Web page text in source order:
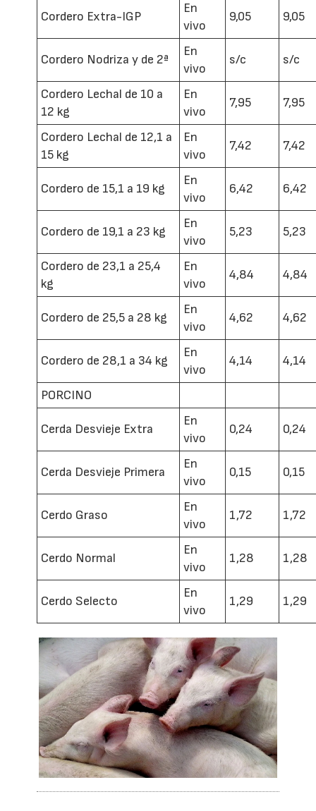
Cordero Extra-IGP
En
vivo
9,05 9,05
Cordero Nodriza y de 2ª
En
vivo
s/c s/c
Cordero Lechal de 10 a
12 kg
En
vivo
7,95 7,95
Cordero Lechal de 12,1 a
15 kg
En
vivo
7,42 7,42
Cordero de 15,1 a 19 kg
En
vivo
6,42 6,42
Cordero de 19,1 a 23 kg
En
vivo
5,23 5,23
Cordero de 23,1 a 25,4
kg
En
vivo
4,84 4,84
Cordero de 25,5 a 28 kg
En
vivo
4,62 4,62
Cordero de 28,1 a 34 kg
En
vivo
4,14 4,14
PORCINO
Cerda Desvieje Extra
En
vivo
0,24 0,24
Cerda Desvieje Primera
En
vivo
0,15 0,15
Cerdo Graso
En
vivo
1,72 1,72
Cerdo Normal
En
vivo
1,28 1,28
Cerdo Selecto
En
vivo
1,29 1,29